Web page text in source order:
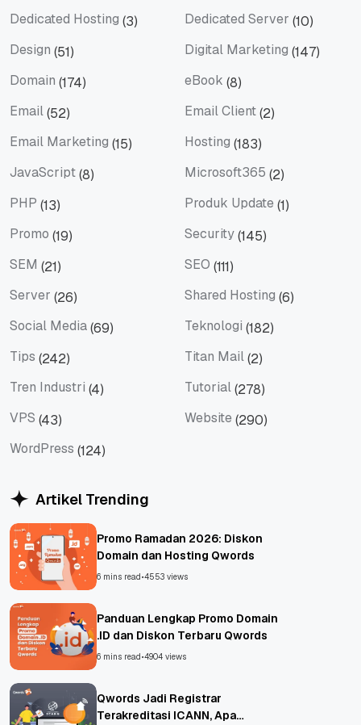
Dedicated Hosting (3) Dedicated Server (10)
Design (51) Digital Marketing (147)
Domain (174) eBook (8)
Email(52) Email Client(2)
Email Marketing (15) Hosting (183)
JavaScript(8) Microsoft365 (2)
PHP (13) Produk Update (1)
Promo (19) Security(145)
SEM (21) SEO (111)
Server (26) Shared Hosting (6)
Social Media(69) Teknologi (182)
Tips (242) Titan Mail(2)
Tren Industri (4) Tutorial(278)
VPS (43) Website (290)
WordPress (124)
Artikel Trending
Promo Ramadan 2026: Diskon
Domain dan Hosting Qwords
6 mins read•4553 views
Panduan Lengkap Promo Domain
.ID dan Diskon Terbaru Qwords
6 mins read•4904 views
Qwords Jadi Registrar
Terakreditasi ICANN, Apa